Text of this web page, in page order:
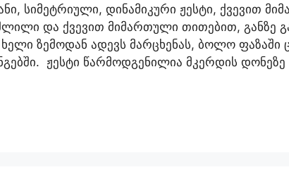
სიმეტრიული, დინამიკური ჟესტი, ქვევით
და ქვევით მიმართული თითებით, განზე
ხელი ზემოდან ადევს მარცხენას, ბოლო ფაზაში
ჟესტი წარმოდგენილია მკერდის დონეზე